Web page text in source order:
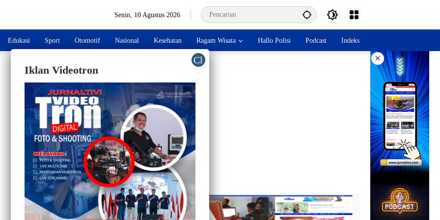
Senin, 10 Agustus 2026
Edukasi Sport Otomotif Nasional Kesehatan Ragam Wisata Hallo Polisi Podcast Indeks
×
Iklan Videotron